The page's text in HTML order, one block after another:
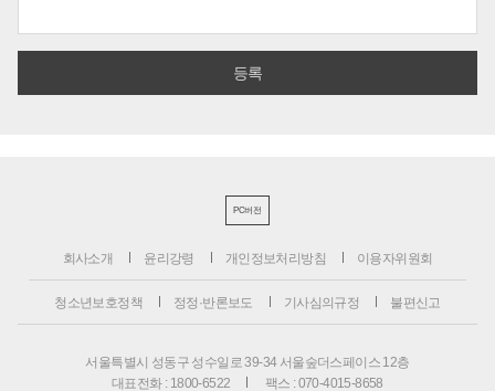
PC버전
회사소개 윤리강령 개인정보처리방침 이용자위원회
청소년보호정책 정정·반론보도 기사심의규정 불편신고
서울특별시 성동구 성수일로 39-34 서울숲더스페이스 12층
대표전화 : 1800-6522
팩스 : 070-4015-8658